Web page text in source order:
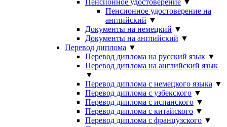
Пенсионное удостоверение ▼
Пенсионное удостоверение на
английский ▼
Документы на немецкий ▼
Документы на английский ▼
Перевод диплома ▼
Перевод диплома на русский язык ▼
Перевод диплома на английский язык
▼
Перевод диплома с немецкого языка ▼
Перевод диплома с узбекского ▼
Перевод диплома с испанского ▼
Перевод диплома с китайского ▼
Перевод диплома с французского ▼